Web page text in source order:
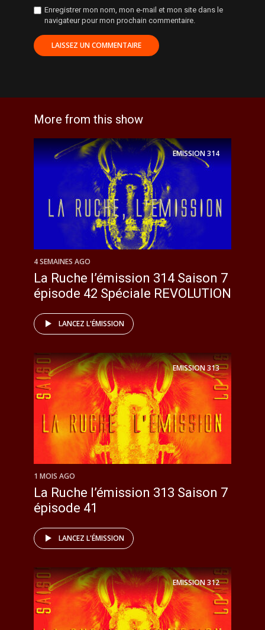
Enregistrer mon nom, mon e-mail et mon site dans le
navigateur pour mon prochain commentaire.
More from this show
EMISSION314
4 SEMAINES AGO
La Ruche l’émission 314 Saison 7
épisode 42 Spéciale REVOLUTION
LANCEZ L'ÉMISSION
EMISSION313
1 MOIS AGO
La Ruche l’émission 313 Saison 7
épisode 41
LANCEZ L'ÉMISSION
EMISSION312